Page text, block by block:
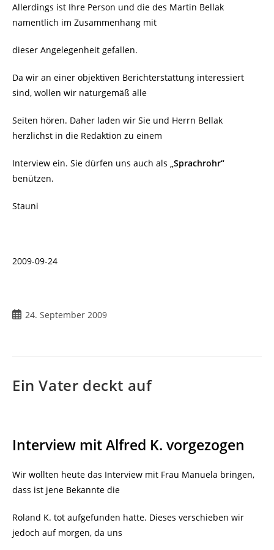
Allerdings ist Ihre Person und die des Martin Bellak
namentlich im Zusammenhang mit
dieser Angelegenheit gefallen.
Da wir an einer objektiven Berichterstattung interessiert
sind, wollen wir naturgemäß alle
Seiten hören. Daher laden wir Sie und Herrn Bellak
herzlichst in die Redaktion zu einem
Interview ein. Sie dürfen uns auch als „Sprachrohr“
benützen.
Stauni
2009-09-24
Beitrag
24. September 2009
Ein Vater deckt auf
Interview mit Alfred K. vorgezogen
Wir wollten heute das Interview mit Frau Manuela bringen,
dass ist jene Bekannte die
Roland K. tot aufgefunden hatte. Dieses verschieben wir
jedoch auf morgen, da uns